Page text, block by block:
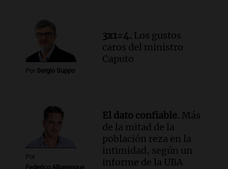
Una mañana para todos
Episodios
Audio.Chile planteó mejorar la
conectividad fronteriza, aérea y digital
con Jujuy
Por Sergio Suppo
3x1=4. Los gustos
caros del ministro
Caputo
Por
Federico Albarenque
El dato confiable. Más
de la mitad de la
población reza en la
intimidad, según un
informe de la UBA